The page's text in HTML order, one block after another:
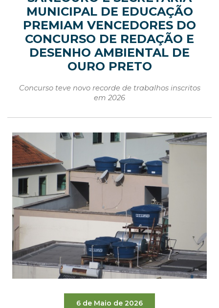
MUNICIPAL DE EDUCAÇÃO
PREMIAM VENCEDORES DO
CONCURSO DE REDAÇÃO E
DESENHO AMBIENTAL DE
OURO PRETO
Concurso teve novo recorde de trabalhos inscritos
em 2026
6 de Maio de 2026